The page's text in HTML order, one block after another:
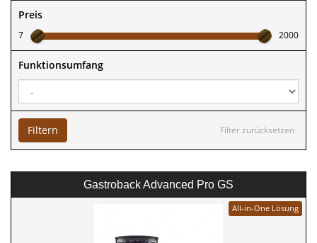
Preis
7 2000
Funktionsumfang
Filter zurücksetzen
Filtern
Gastroback Advanced Pro GS
All-in-One Lösung